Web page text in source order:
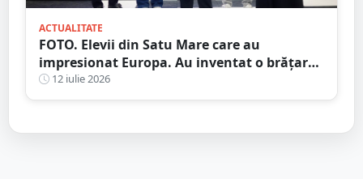
ACTUALITATE
FOTO. Elevii din Satu Mare care au
impresionat Europa. Au inventat o brățară
inteligentă pentru colegii nevăzători
12 iulie 2026